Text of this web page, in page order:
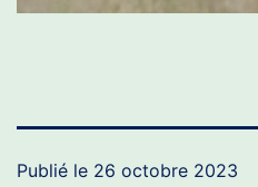
Publié le 26 octobre 2023